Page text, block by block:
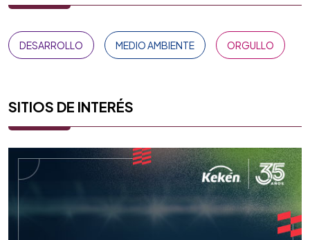
DESARROLLO MEDIO AMBIENTE ORGULLO
SITIOS DE INTERÉS